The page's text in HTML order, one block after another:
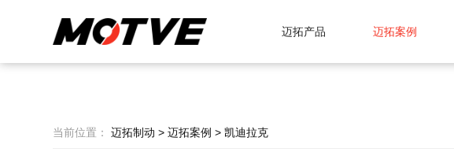
迈拓产品 迈拓案例
当前位置：迈拓制动 > 迈拓案例 > 凯迪拉克